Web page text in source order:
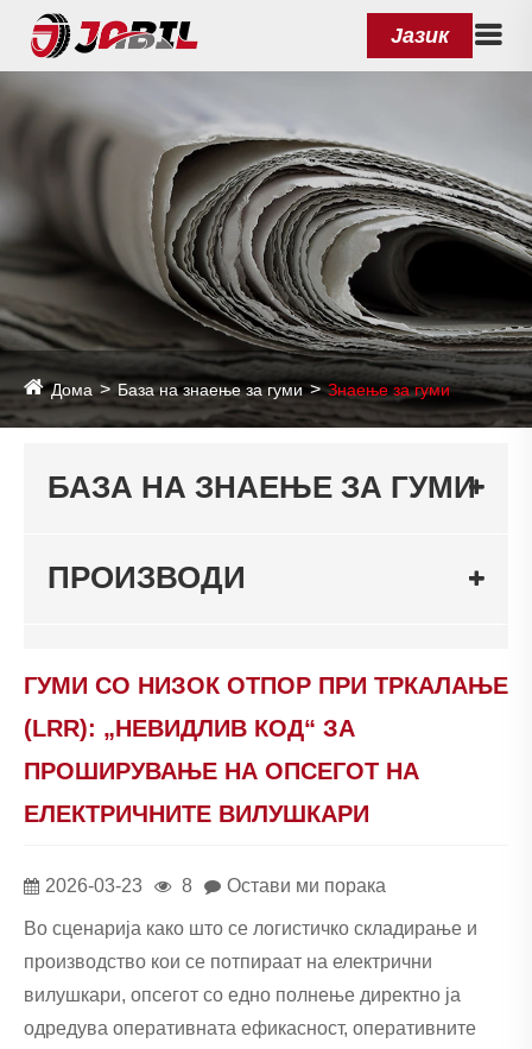
Јазик
Дома База на знаење за гуми Знаење за гуми
БАЗА НА ЗНАЕЊЕ ЗА ГУМИ
ПРОИЗВОДИ
ГУМИ СО НИЗОК ОТПОР ПРИ ТРКАЛАЊЕ
(LRR): „НЕВИДЛИВ КОД“ ЗА
ПРОШИРУВАЊЕ НА ОПСЕГОТ НА
ЕЛЕКТРИЧНИТЕ ВИЛУШКАРИ
2026-03-23 8 Остави ми порака
Во сценарија како што се логистичко складирање и
производство кои се потпираат на електрични
вилушкари, опсегот со едно полнење директно ја
одредува оперативната ефикасност, оперативните